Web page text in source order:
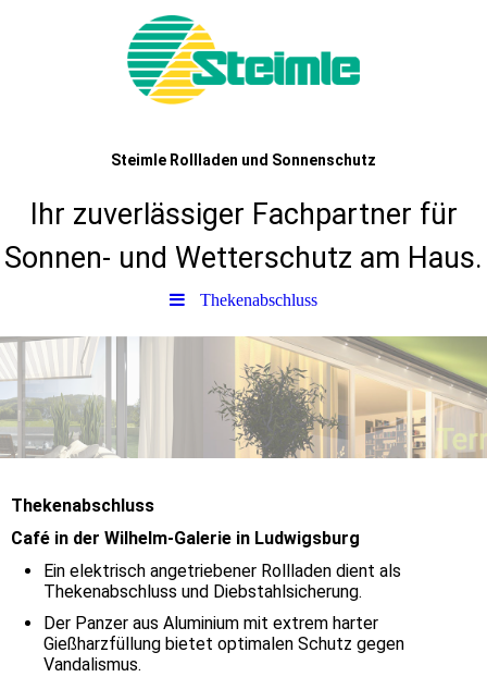
Steimle Rollladen und Sonnenschutz
Ihr zuverlässiger Fachpartner für
Sonnen- und Wetterschutz am Haus.
Thekenabschluss
Thekenabschluss
Café in der Wilhelm-Galerie in Ludwigsburg
Ein elektrisch angetriebener Rollladen dient als
Thekenabschluss und Diebstahlsicherung.
Der Panzer aus Aluminium mit extrem harter
Gießharzfüllung bietet optimalen Schutz gegen
Vandalismus.